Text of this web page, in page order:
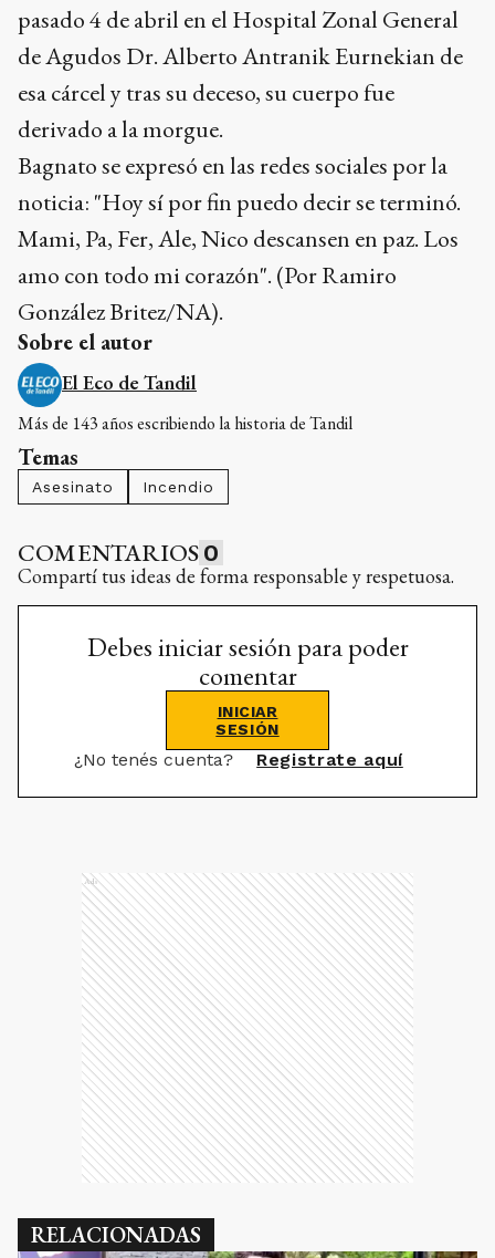
pasado 4 de abril en el Hospital Zonal General
de Agudos Dr. Alberto Antranik Eurnekian de
esa cárcel y tras su deceso, su cuerpo fue
derivado a la morgue.
Bagnato se expresó en las redes sociales por la
noticia: "Hoy sí por fin puedo decir se terminó.
Mami, Pa, Fer, Ale, Nico descansen en paz. Los
amo con todo mi corazón". (Por Ramiro
González Britez/NA).
Sobre el autor
El Eco de Tandil
Más de 143 años escribiendo la historia de Tandil
Temas
Asesinato Incendio
COMENTARIOS 0
Compartí tus ideas de forma responsable y respetuosa.
Debes iniciar sesión para poder
comentar
INICIAR
SESIÓN
¿No tenés cuenta? Registrate aquí
Ads
RELACIONADAS